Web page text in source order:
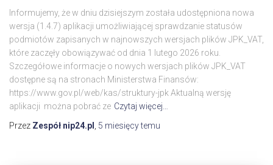
Informujemy, że w dniu dzisiejszym została udostępniona nowa
wersja (1.4.7) aplikacji umożliwiającej sprawdzanie statusów
podmiotów zapisanych w najnowszych wersjach plików JPK_VAT,
które zaczęły obowiązywać od dnia 1 lutego 2026 roku.
Szczegółowe informacje o nowych wersjach plików JPK_VAT
dostępne są na stronach Ministerstwa Finansów:
https://www.gov.pl/web/kas/struktury-jpk Aktualną wersję
aplikacji można pobrać ze Czytaj więcej…
Przez Zespół nip24.pl 5 miesięcytemu